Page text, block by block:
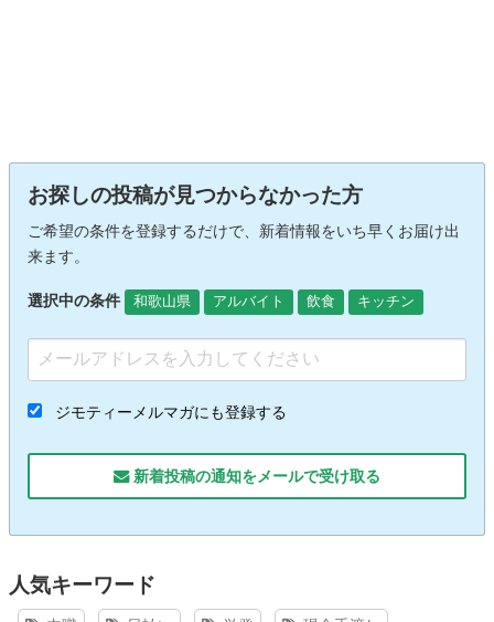
お探しの投稿が見つからなかった方
ご希望の条件を登録するだけで、新着情報をいち早くお届け出
来ます。
選択中の条件 和歌山県 アルバイト 飲食 キッチン
ジモティーメルマガにも登録する
新着投稿の通知をメールで受け取る
人気キーワード